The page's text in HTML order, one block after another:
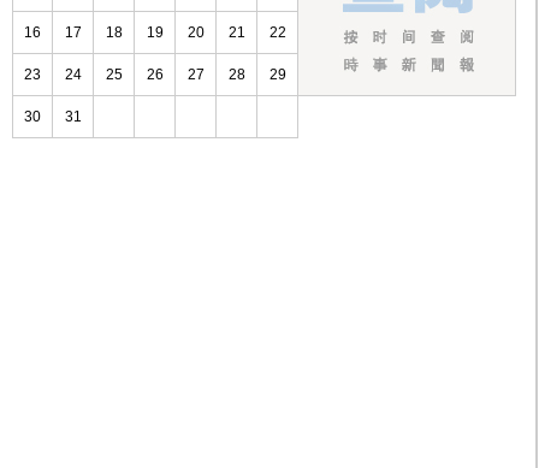
16 17 18 19 20 21 22
23 24 25 26 27 28 29
30 31